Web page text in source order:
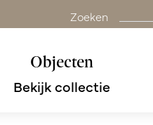
Zoeken
Objecten
Bekijk collectie